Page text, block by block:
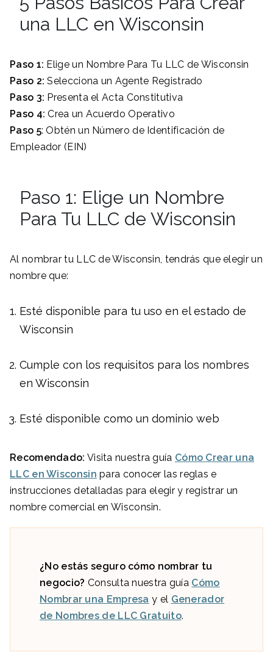
una LLC en Wisconsin
Paso 1: Elige un Nombre Para Tu LLC de Wisconsin
Paso 2: Selecciona un Agente Registrado
Paso 3: Presenta el Acta Constitutiva
Paso 4:Crea un Acuerdo Operativo
Paso 5: Obtén un Número de Identificación de
Empleador (EIN)
Paso 1: Elige un Nombre
Para Tu LLC de Wisconsin
Al nombrar tu LLC de Wisconsin, tendrás que elegir un
nombre que:
Esté disponible para tu uso en el estado de
Wisconsin
Cumple con los requisitos para los nombres
en Wisconsin
Esté disponible como un dominio web
Recomendado: Visita nuestra guía Cómo Crear una
LLC en Wisconsin para conocer las reglas e
instrucciones detalladas para elegir y registrar un
nombre comercial en Wisconsin.
¿No estás seguro cómo nombrar tu
negocio? Consulta nuestra guía Cómo
Nombrar una Empresa y el Generador
de Nombres de LLC Gratuito.